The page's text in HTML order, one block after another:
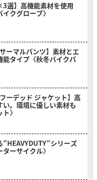
選】高機能素材を使用
クグローブ〉
ーマルパンツ】素材とエ
能タイプ〈秋冬バイクパ
ーデッド ジャケット】高
。環境に優しい素材も
〉
シリーズ
ーサイクル〉